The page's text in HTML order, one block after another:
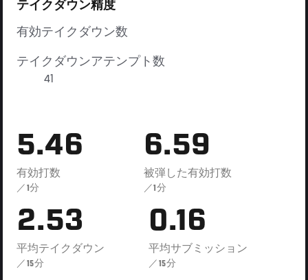
テイクダウン精度
有効テイクダウン数
テイクダウンアテンプト数
41
5.46
有効打数
／1分
6.59
被弾した有効打数
／1分
2.53
平均テイクダウン
／15分
0.16
平均サブミッション
／15分